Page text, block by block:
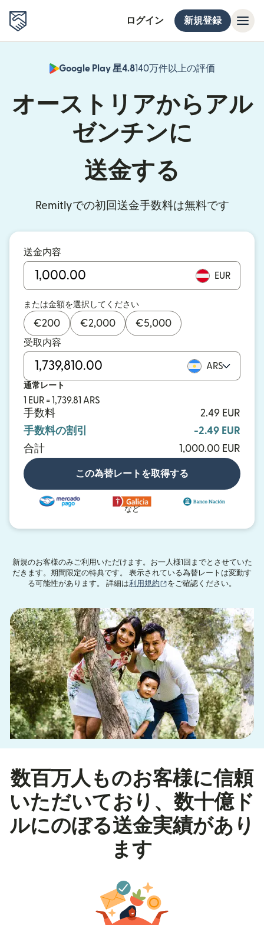
ログイン 新規登録
Google Play 星4.8140万件以上の評価
（別ウィン
オーストリアからアル
ゼンチンに
送金する
Remitlyでの初回送金手数料は無料です
送金内容
EUR
または金額を選択してください
€200 €2,000 €5,000
受取内容
ARS
通常レート
1 EUR = 1,739.81 ARS
手数料
2.49 EUR
手数料の割引
-2.49 EUR
合計
1,000.00 EUR
この為替レートを取得する
など
新規のお客様のみご利用いただけます。お一人様1回までとさせていた
だきます。期間限定の特典です。 表示されている為替レートは変動す
る可能性があります。 詳細は利用規約 （別ウィンドウで開きます
をご確認ください。
数百万人ものお客様に信頼
いただいており、数十億ド
ルにのぼる送金実績があり
ます